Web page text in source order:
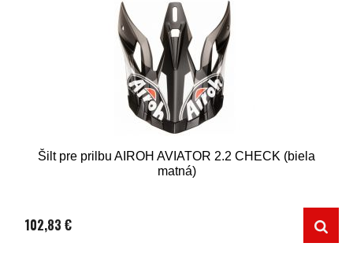
Šilt pre prilbu AIROH AVIATOR 2.2 CHECK (biela
matná)
102,83 €